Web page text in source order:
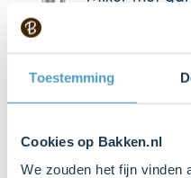
Toestemming
Cookies op Bakken.nl
We zouden het fijn vinden
Zeefje
Dr. Oetker